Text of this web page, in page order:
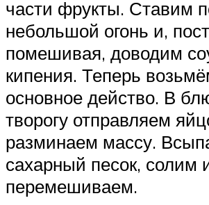
части фрукты. Ставим
небольшой огонь и,
помешивая, доводим
кипения. Теперь
основное действо. В
творогу отправляем
разминаем массу.
сахарный песок, солим
перемешиваем.